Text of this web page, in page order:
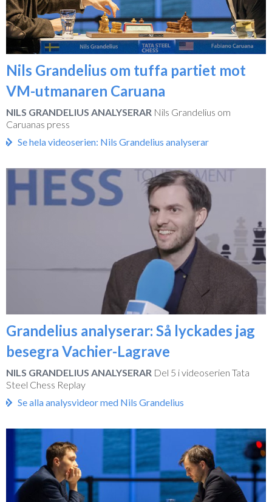
Nils Grandelius om tuffa partiet mot
VM-utmanaren Caruana
NILS GRANDELIUS ANALYSERAR Nils Grandelius om
Caruanas press
Se hela videoserien: Nils Grandelius analyserar
Grandelius analyserar: Så lyckades jag
besegra Vachier-Lagrave
NILS GRANDELIUS ANALYSERAR Del 5 i videoserien Tata
Steel Chess Replay
Se alla analysvideor med Nils Grandelius